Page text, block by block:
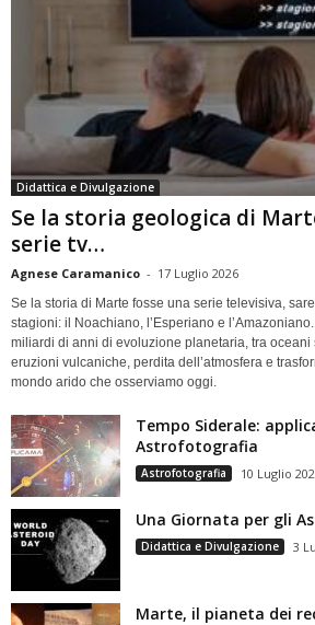
Didattica e Divulgazione
Se la storia geologica di
serie tv…
Agnese Caramanico - 17 Luglio 2026
Se la storia di Marte fosse una serie televisiva,
stagioni: il Noachiano, l’Esperiano e
miliardi di anni di evoluzione planetaria, tra oceani
eruzioni vulcaniche, perdita dell’atmosfera e
mondo arido che osserviamo oggi.
Tempo Siderale:
Astrofotografia
Astrofotografia 10 Luglio
Una Giornata per gli
Didattica e Divulgazione 3
Marte, il pianeta dei